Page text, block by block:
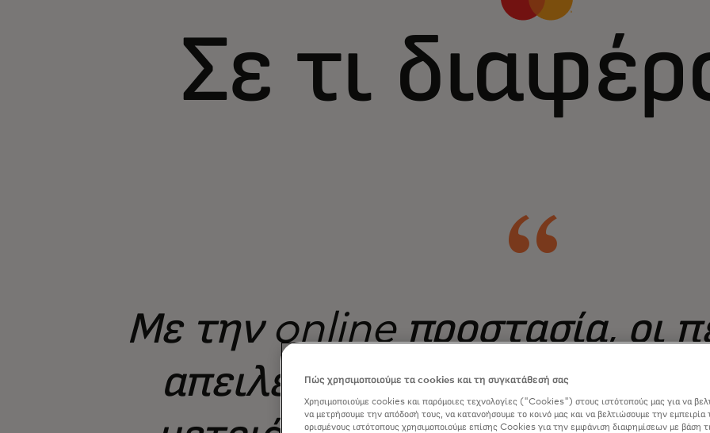
Σε τι
Με την online προστασία, οι
απειλές ή επιθέσεις
Πώς χρησιμοποιούμε τα cookies και τη συγκατάθεσή σας
Χρησιμοποιούμε cookies και παρόμοιες τεχνολογίες ("Cookies") στους ιστότοπούς μας για να
να μετρήσουμε την απόδοσή τους, να κατανοήσουμε το κοινό μας και να βελτιώσουμε την εμπειρία
ορισμένους ιστότοπους χρησιμοποιούμε επίσης Cookies για την εμφάνιση διαφημίσεων με βάση